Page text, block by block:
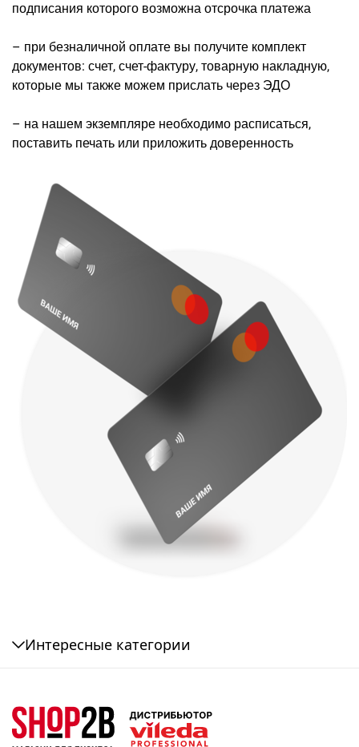
подписания которого возможна отсрочка платежа
– при безналичной оплате вы получите комплект
документов: счет, счет-фактуру, товарную накладную,
которые мы также можем прислать через ЭДО
– на нашем экземпляре необходимо расписаться,
поставить печать или приложить доверенность
Интересные категории